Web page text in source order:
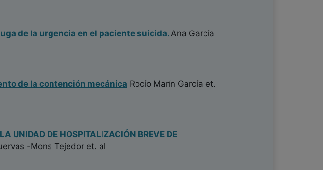
de la urgencia en el paciente suicida.Ana García
de la contención mecánica Rocío Marín García et.
UNIDAD DE HOSPITALIZACIÓN BREVE DE
-Mons Tejedor et. al